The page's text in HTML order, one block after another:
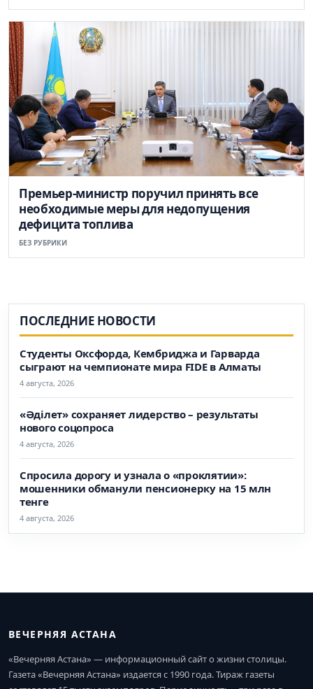
Премьер-министр поручил принять все
необходимые меры для недопущения
дефицита топлива
БЕЗ РУБРИКИ
ПОСЛЕДНИЕ НОВОСТИ
Студенты Оксфорда, Кембриджа и Гарварда
сыграют на чемпионате мира FIDE в Алматы
4 августа, 2026
«Әділет» сохраняет лидерство – результаты
нового соцопроса
4 августа, 2026
Спросила дорогу и узнала о «проклятии»:
мошенники обманули пенсионерку на 15 млн
тенге
4 августа, 2026
ВЕЧЕРНЯЯ АСТАНА
«Вечерняя Астана» — информационный сайт о жизни столицы.
Газета «Вечерняя Астана» издается с 1990 года. Тираж газеты